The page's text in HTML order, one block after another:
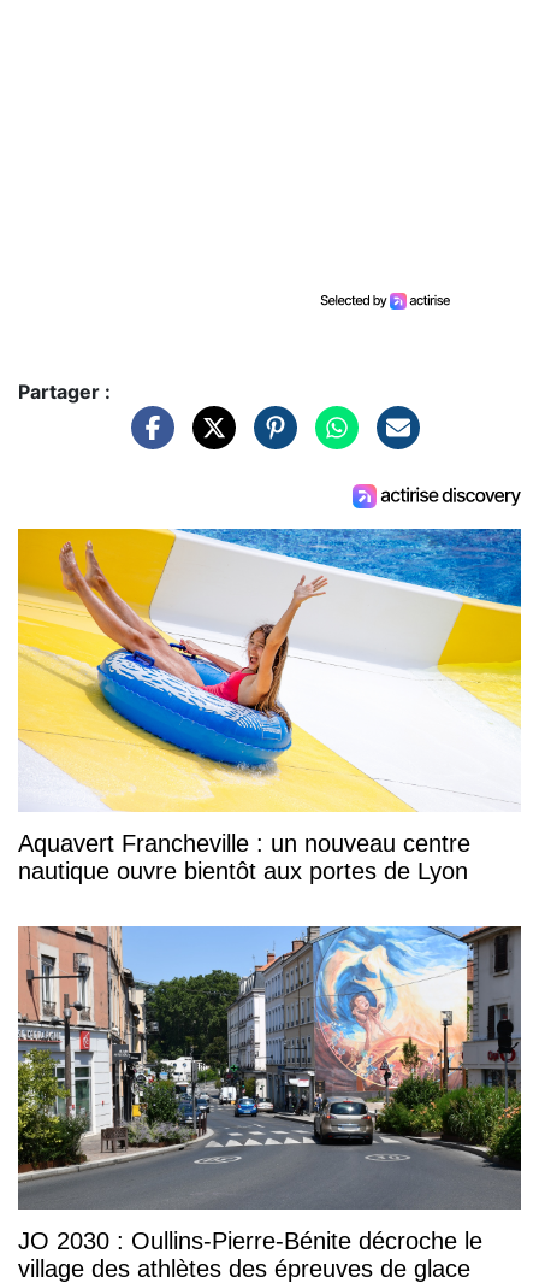
Partager :
Aquavert Francheville : un nouveau centre
nautique ouvre bientôt aux portes de Lyon
JO 2030 : Oullins-Pierre-Bénite décroche le
village des athlètes des épreuves de glace